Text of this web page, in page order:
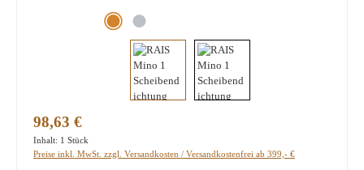
Regulärer Preis:
98,63 €
Inhalt: 1 Stück
Preise inkl. MwSt. zzgl. Versandkosten / Versandkostenfrei ab 399,- €